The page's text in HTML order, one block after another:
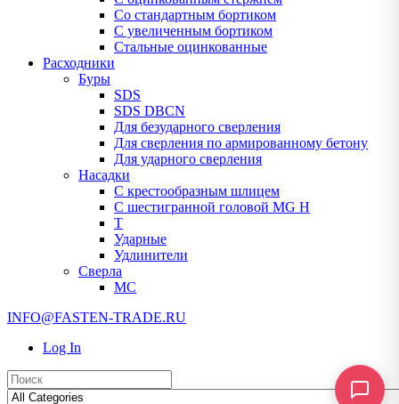
Со стандартным бортиком
С увеличенным бортиком
Стальные оцинкованные
Расходники
Буры
SDS
SDS DBCN
Для безударного сверления
Для сверления по армированному бетону
Для ударного сверления
Насадки
С крестообразным шлицем
С шестигранной головой MG H
T
Ударные
Удлинители
Сверла
МС
INFO@FASTEN-TRADE.RU
Log In